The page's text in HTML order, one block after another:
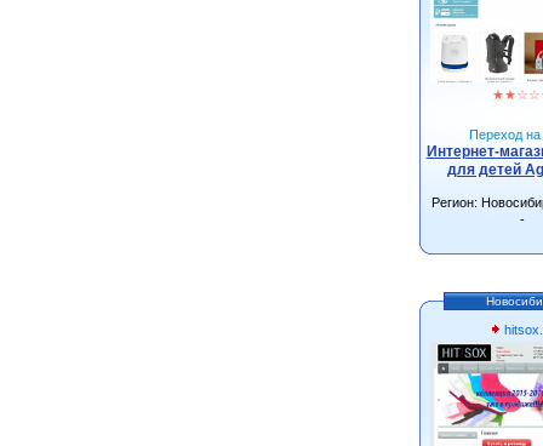
★★☆☆
Переход на
Интернет-
для детей
Регион:
-